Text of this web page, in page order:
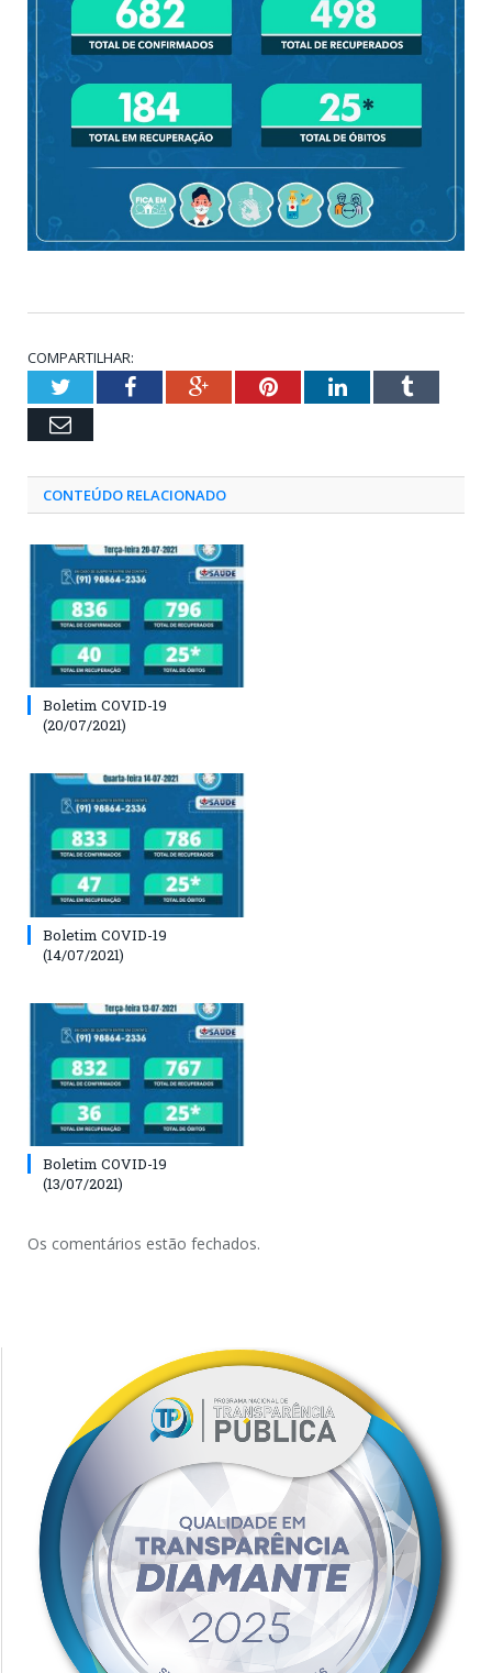
COMPARTILHAR:
TwitterFacebookGoogle+PinterestLinkedInTumblr
Email
CONTEÚDO RELACIONADO
Boletim COVID-19
(20/07/2021)
Boletim COVID-19
(14/07/2021)
Boletim COVID-19
(13/07/2021)
Os comentários estão fechados.